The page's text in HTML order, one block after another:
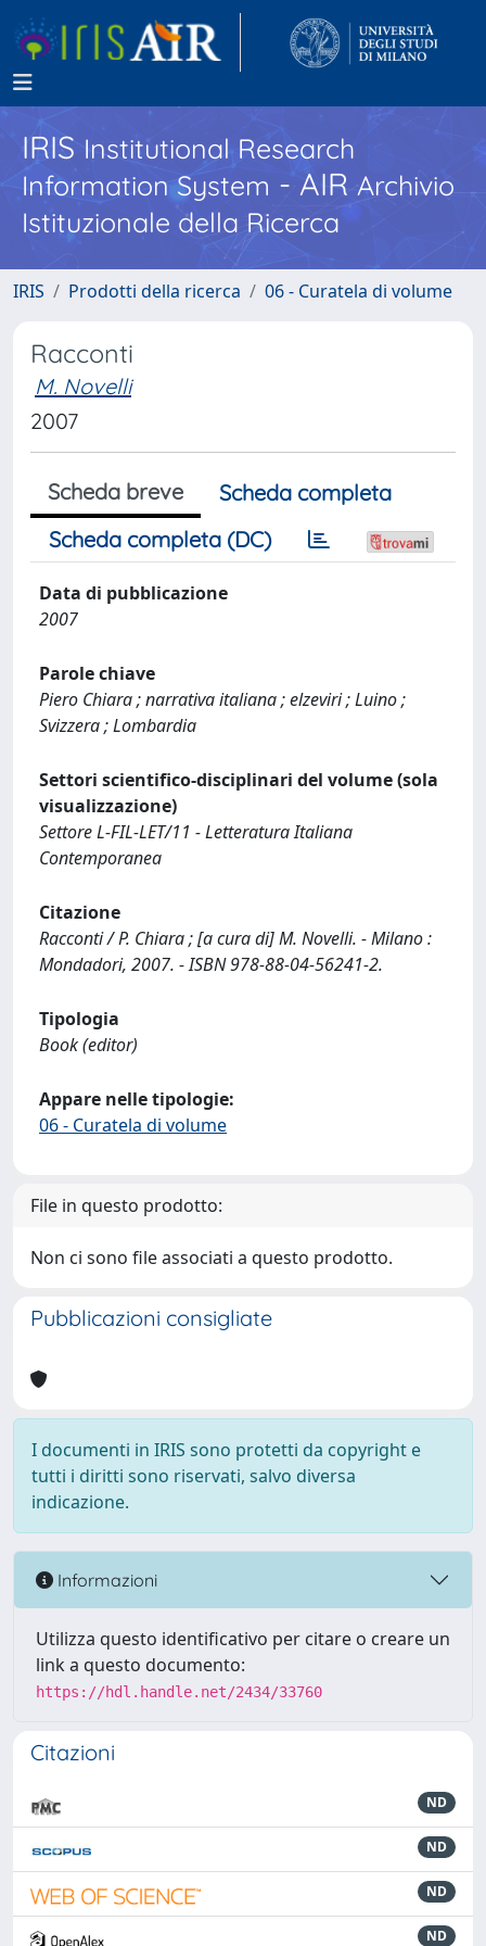
IRISInstitutional Research
Information System - AIR Archivio
Istituzionale della Ricerca
IRIS Prodotti della ricerca 06 - Curatela di volume
Racconti
M. Novelli
2007
Scheda breve
Scheda completa
Scheda completa (DC)
Data di pubblicazione
2007
Parole chiave
Piero Chiara ; narrativa italiana ; elzeviri ; Luino ;
Svizzera ; Lombardia
Settori scientifico-disciplinari del volume (sola
visualizzazione)
Settore L-FIL-LET/11 - Letteratura Italiana
Contemporanea
Citazione
Racconti / P. Chiara ; [a cura di] M. Novelli. - Milano :
Mondadori, 2007. - ISBN 978-88-04-56241-2.
Tipologia
Book (editor)
Appare nelle tipologie:
06 - Curatela di volume
File in questo prodotto:
Non ci sono file associati a questo prodotto.
Pubblicazioni consigliate
I documenti in IRIS sono protetti da copyright e
tutti i diritti sono riservati, salvo diversa
indicazione.
Informazioni
Utilizza questo identificativo per citare o creare un
link a questo documento:
https://hdl.handle.net/2434/33760
Citazioni
ND
ND
ND
ND